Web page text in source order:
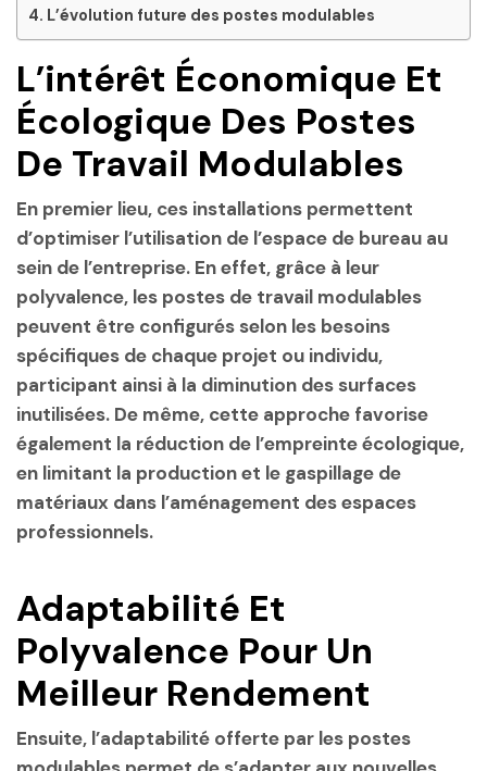
L’évolution future des postes modulables
L’intérêt Économique Et
Écologique Des Postes
De Travail Modulables
En premier lieu, ces installations permettent
d’optimiser l’utilisation de l’espace de bureau au
sein de l’entreprise. En effet, grâce à leur
polyvalence, les postes de travail modulables
peuvent être configurés selon les besoins
spécifiques de chaque projet ou individu,
participant ainsi à la diminution des surfaces
inutilisées. De même, cette approche favorise
également la réduction de l’empreinte écologique,
en limitant la production et le gaspillage de
matériaux dans l’aménagement des espaces
professionnels.
Adaptabilité Et
Polyvalence Pour Un
Meilleur Rendement
Ensuite, l’adaptabilité offerte par les postes